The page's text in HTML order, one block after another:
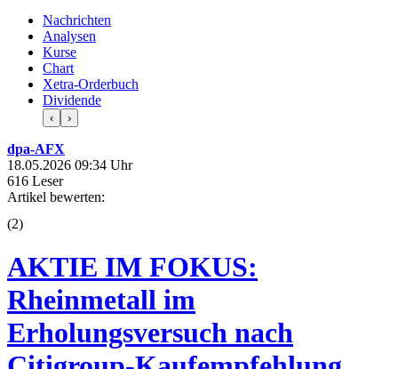
Nachrichten
Analysen
Kurse
Chart
Xetra-Orderbuch
Dividende
‹ ›
dpa-AFX
18.05.2026 09:34 Uhr
616 Leser
Artikel bewerten:
(2)
AKTIE IM FOKUS:
Rheinmetall im
Erholungsversuch nach